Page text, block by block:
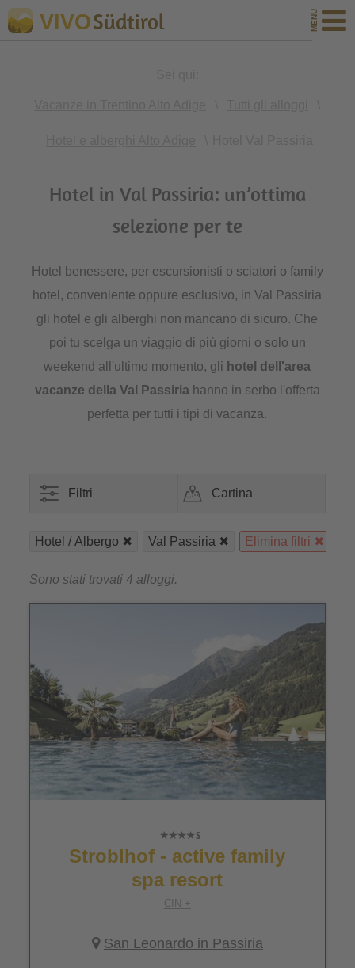
VIVOSüdtirol
Hotel in Val Passiria: un’ottima
selezione per te
Hotel benessere, per escursionisti o sciatori o family
hotel, conveniente oppure esclusivo, in Val Passiria
gli hotel e gli alberghi non mancano di sicuro. Che
poi tu scelga un viaggio di più giorni o solo un
weekend all'ultimo momento, gli hotel dell'area
vacanze della Val Passiria hanno in serbo l'offerta
perfetta per tutti i tipi di vacanza.
Filtri Cartina
Hotel / Albergo Val Passiria Elimina filtri
Sono stati trovati 4 alloggi.
Stroblhof - active family
spa resort
CIN +
San Leonardo in Passiria